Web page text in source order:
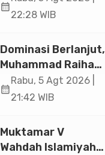
Merana? Ini
Paramadina
calendar_month
22:28 WIB
Dominasi Berlanjut,
Muhammad Raihan
Fadila Sabet Emas
Kyorugi di Asian
Indonesia Open
2026
calendar_month
Rabu, 5 Agt 2026 |
21:42 WIB
Muktamar V
Wahdah Islamiyah